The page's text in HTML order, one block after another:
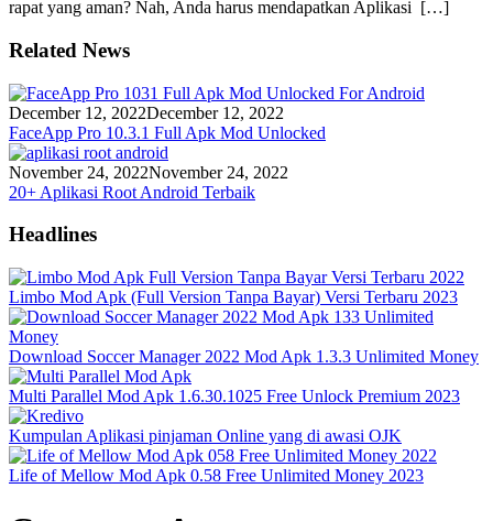
rapat yang aman? Nah, Anda harus mendapatkan Aplikasi […]
Related News
December 12, 2022December 12, 2022
FaceApp Pro 10.3.1 Full Apk Mod Unlocked
November 24, 2022November 24, 2022
20+ Aplikasi Root Android Terbaik
Headlines
Limbo Mod Apk (Full Version Tanpa Bayar) Versi Terbaru 2023
Download Soccer Manager 2022 Mod Apk 1.3.3 Unlimited Money
Multi Parallel Mod Apk 1.6.30.1025 Free Unlock Premium 2023
Kumpulan Aplikasi pinjaman Online yang di awasi OJK
Life of Mellow Mod Apk 0.58 Free Unlimited Money 2023